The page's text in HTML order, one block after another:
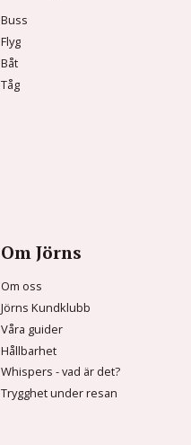
Buss
Flyg
Båt
Tåg
Om Jörns
Om oss
Jörns Kundklubb
Våra guider
Hållbarhet
Whispers - vad är det?
Trygghet under resan